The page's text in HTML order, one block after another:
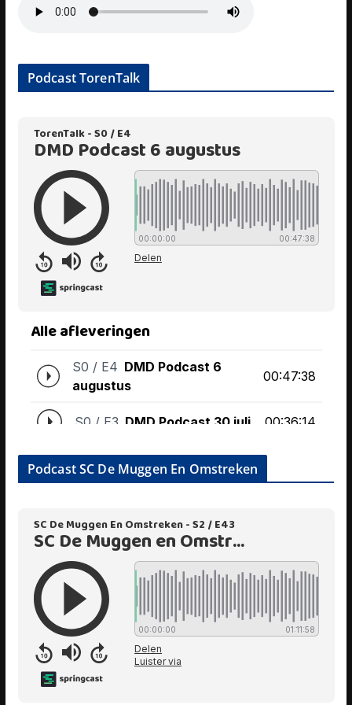
Podcast TorenTalk
Podcast SC De Muggen En Omstreken